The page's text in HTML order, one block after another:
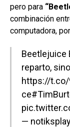
pero para
combinación
computadora,
Beetlejuice
reparto,
https://t.co/
ce
—